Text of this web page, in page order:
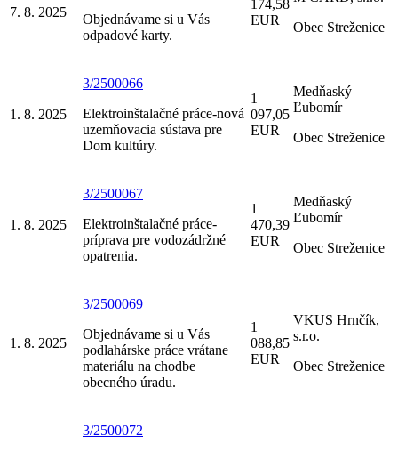
7. 8. 2025
Objednávame si u Vás
odpadové karty.
174,58
EUR
Obec Streženice
1. 8. 2025
3/2500066
Elektroinštalačné práce-nová
uzemňovacia sústava pre
Dom kultúry.
1
097,05
EUR
Medňaský
Ľubomír
Obec Streženice
1. 8. 2025
3/2500067
Elektroinštalačné práce-
príprava pre vodozádržné
opatrenia.
1
470,39
EUR
Medňaský
Ľubomír
Obec Streženice
1. 8. 2025
3/2500069
Objednávame si u Vás
podlahárske práce vrátane
materiálu na chodbe
obecného úradu.
1
088,85
EUR
VKUS Hrnčík,
s.r.o.
Obec Streženice
3/2500072